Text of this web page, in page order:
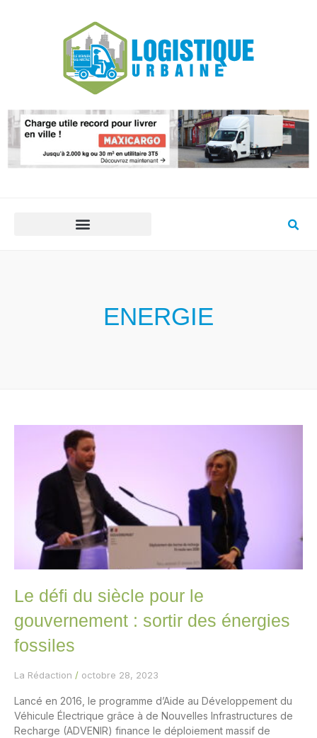
ENERGIE
Le défi du siècle pour le
gouvernement : sortir des énergies
fossiles
La Rédaction octobre 28, 2023
Lancé en 2016, le programme d’Aide au Développement du
Véhicule Électrique grâce à de Nouvelles Infrastructures de
Recharge (ADVENIR) finance le déploiement massif de